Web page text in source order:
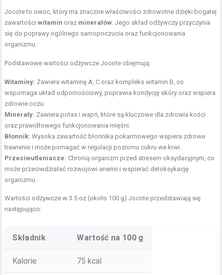
Jocote to owoc, który ma znaczne właściwości zdrowotne dzięki bogatej
zawartościwitamin oraz minerałów . Jego skład odżywczy przyczynia
się do poprawy ogólnego samopoczucia oraz funkcjonowania
organizmu.
Podstawowe wartości odżywcze Jocote obejmują:
Witaminy: Zawiera witaminę A, C oraz kompleks witamin B, co
wspomaga układ odpornościowy, poprawia kondycję skóry oraz wspiera
zdrowie oczu.
Minerały: Zawiera potas i wapń, które są kluczowe dla zdrowia kości
oraz prawidłowego funkcjonowania mięśni.
Błonnik: Wysoka zawartość błonnika pokarmowego wspiera zdrowe
trawienie i może pomagać w regulacji poziomu cukru we krwi.
Przeciwutleniacze: Chronią organizm przed stresem oksydacyjnym, co
może przeciwdziałać rozwojowi anemii i wspierać detoksykację
organizmu.
Wartości odżywcze w 3.5 oz (około 100 g) Jocote przedstawiają się
następująco:
Składnik Wartość na 100 g
Kalorie 75 kcal